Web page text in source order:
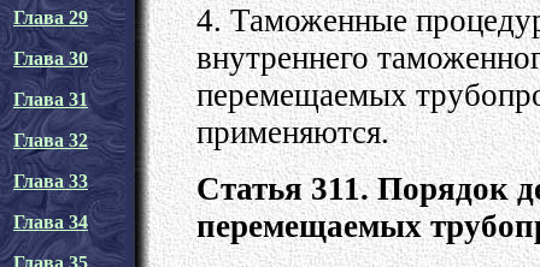
Глава 29
Глава 30
Глава 31
Глава 32
Глава 33
Глава 34
Глава 35
4. Таможенные
внутреннего
перемещаемых
применяются.
Статья 311. Порядок
перемещаемых